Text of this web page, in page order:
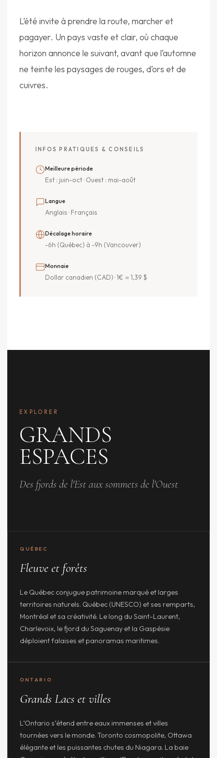
L’été invite à prendre la route, marcher et
pagayer. Un pays vaste et clair, où chaque
horizon annonce le suivant, avant que l’automne
ne teinte les paysages de rouges, d’ors et de
cuivres.
INFOS PRATIQUES & CONSEILS
Meilleure période
Est : juin-oct · Ouest : mai-août
Langue
Anglais · Français
Décalage horaire
-6h (Québec) à -9h (Vancouver)
Monnaie
Dollar canadien (CAD) · 1€ ≈ 1,39 $
EXPLORER
GRANDS
ESPACES
Des fjords de l'Est aux sommets de l'Ouest
QUÉBEC
Fleuve et forêts
Le Québec conjugue patrimoine marqué et larges
territoires naturels. Québec (UNESCO) et ses remparts,
Montréal et sa créativité. Le long du Saint-Laurent,
Charlevoix, le fjord du Saguenay et la Gaspésie
déploient falaises et panoramas maritimes.
ONTARIO
Grands Lacs et villes
L’Ontario s’étend entre eaux immenses et villes
tournées vers le monde. Toronto cosmopolite, Ottawa
élégante et les puissantes chutes du Niagara. La baie